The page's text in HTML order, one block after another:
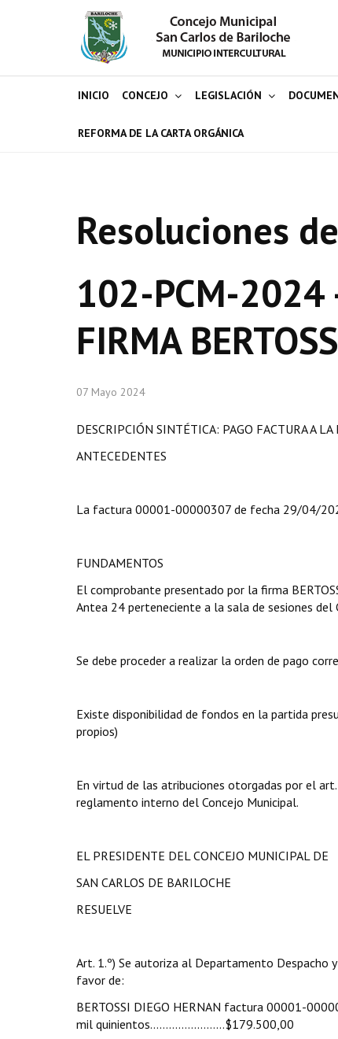
INICIO CONCEJO LEGISLACIÓN
REFORMA DE LA CARTA ORGÁNICA
Resoluciones
102-PCM-2024
FIRMA
07 Mayo 2024
DESCRIPCIÓN SINTÉTICA: PAGO FACTURA A
ANTECEDENTES
La factura 00001-00000307 de fecha 29/04/
FUNDAMENTOS
El comprobante presentado por la firma
Antea 24 perteneciente a la sala de sesiones del
Se debe proceder a realizar la orden de pago
Existe disponibilidad de fondos en la partida
propios)
En virtud de las atribuciones otorgadas por el
reglamento interno del Concejo Municipal.
EL PRESIDENTE DEL CONCEJO MUNICIPAL DE
SAN CARLOS DE BARILOCHE
RESUELVE
Art. 1.º) Se autoriza al Departamento Despacho
favor de:
BERTOSSI DIEGO HERNAN factura 00001-
mil quinientos……………………$179.500,00